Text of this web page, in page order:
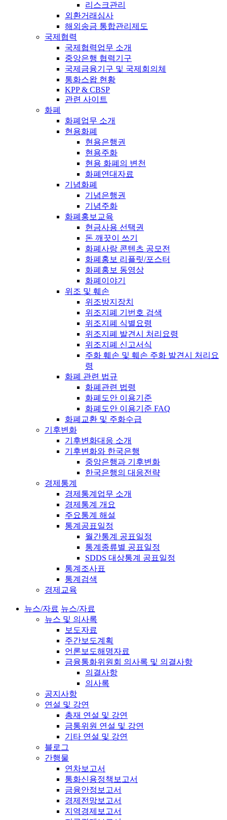
리스크관리
외환거래심사
해외송금 통합관리제도
국제협력
국제협력업무 소개
중앙은행 협력기구
국제금융기구 및 국제회의체
통화스왑 현황
KPP & CBSP
관련 사이트
화폐
화폐업무 소개
현용화폐
현용은행권
현용주화
현용 화폐의 변천
화폐연대자료
기념화폐
기념은행권
기념주화
화폐홍보교육
현금사용 선택권
돈 깨끗이 쓰기
화폐사랑 콘텐츠 공모전
화폐홍보 리플릿/포스터
화폐홍보 동영상
화폐이야기
위조 및 훼손
위조방지장치
위조지폐 기번호 검색
위조지폐 식별요령
위조지폐 발견시 처리요령
위조지폐 신고서식
주화 훼손 및 훼손 주화 발견시 처리요
령
화폐 관련 법규
화폐관련 법령
화폐도안 이용기준
화폐도안 이용기준 FAQ
화폐교환 및 주화수급
기후변화
기후변화대응 소개
기후변화와 한국은행
중앙은행과 기후변화
한국은행의 대응전략
경제통계
경제통계업무 소개
경제통계 개요
주요통계 해설
통계공표일정
월간통계 공표일정
통계종류별 공표일정
SDDS 대상통계 공표일정
통계조사표
통계검색
경제교육
뉴스/자료 뉴스/자료
뉴스 및 의사록
보도자료
주간보도계획
언론보도해명자료
금융통화위원회 의사록 및 의결사항
의결사항
의사록
공지사항
연설 및 강연
총재 연설 및 강연
금통위원 연설 및 강연
기타 연설 및 강연
블로그
간행물
연차보고서
통화신용정책보고서
금융안정보고서
경제전망보고서
지역경제보고서